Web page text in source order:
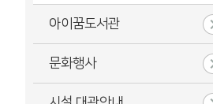
아이꿈도서관
문화행사